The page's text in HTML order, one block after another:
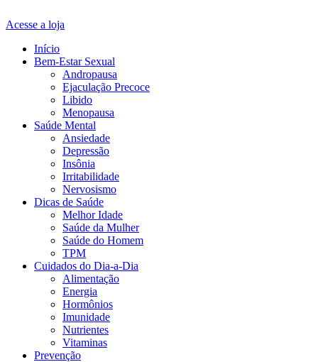
Acesse a loja
Início
Bem-Estar Sexual
Andropausa
Ejaculação Precoce
Libido
Menopausa
Saúde Mental
Ansiedade
Depressão
Insônia
Irritabilidade
Nervosismo
Dicas de Saúde
Melhor Idade
Saúde da Mulher
Saúde do Homem
TPM
Cuidados do Dia-a-Dia
Alimentação
Energia
Hormônios
Imunidade
Nutrientes
Vitaminas
Prevenção